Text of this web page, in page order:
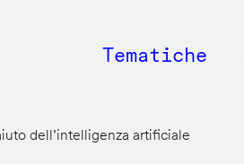
Main
Tematiche
dell’intelligenza artificiale